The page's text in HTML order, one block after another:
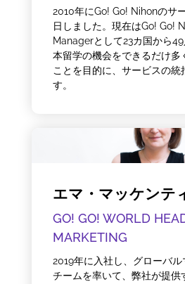
2010年にGo! Go! Nihonのサ
日しました。現在はGo! Go!
Managerとして23カ国から
本留学の機会をできるだけ多
ことを目的に、サービスの統
す。
エマ・マッケンテ
GO! GO! WORLD
MARKETING
2019年に入社し、グローバ
チームを率いて、弊社が提供